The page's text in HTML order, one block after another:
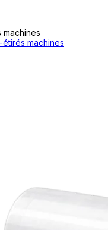
machines